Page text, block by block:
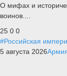
О мифах и
воинов....
25 0 0
#Российская
5 августа 2026